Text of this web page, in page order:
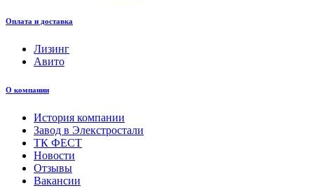
Оплата и доставка
Лизинг
Авито
О компании
История компании
Завод в Элекстростали
ТК ФЕСТ
Новости
Отзывы
Вакансии